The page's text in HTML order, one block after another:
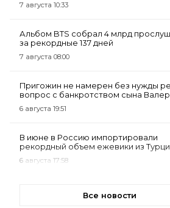
7 августа 10:33
Альбом BTS собрал 4 млрд
за рекордные 137 дней
7 августа 08:00
Пригожин не намерен без нужды
вопрос с банкротством сына
6 августа 19:51
В июне в Россию импортировали
рекордный объем ежевики из
6 августа 17:58
Все новости